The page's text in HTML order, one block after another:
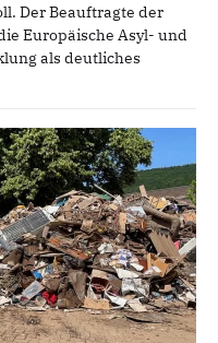
Der Beauftragte der
Europäische Asyl- und
als deutliches